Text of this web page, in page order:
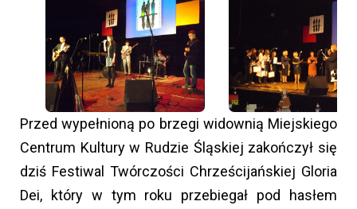
Przed wypełnioną po brzegi widownią Miejskiego
Centrum Kultury w Rudzie Śląskiej zakończył się
dziś Festiwal Twórczości Chrześcijańskiej Gloria
Dei, który w tym roku przebiegał pod hasłem